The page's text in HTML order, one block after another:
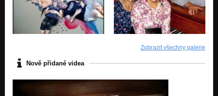
Zobrazit všechny galerie
Nově přidané videa